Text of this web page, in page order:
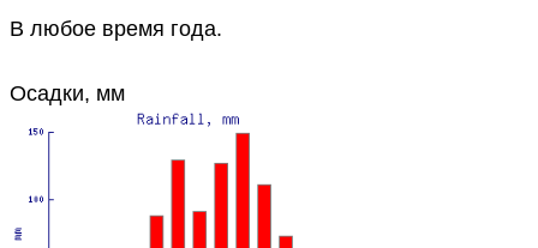
В любое время года.
Осадки, мм